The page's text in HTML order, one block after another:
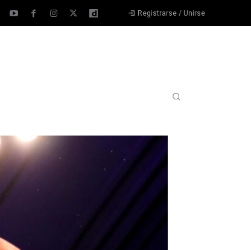
Registrarse / Unirse